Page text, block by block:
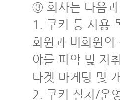
③ 회사는 다음과
1. 쿠키 등 사용
회원과 비회원
야를 파악 및 자
타겟 마케팅 및
2. 쿠키 설치/운